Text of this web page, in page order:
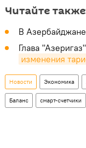
Читайте
В Азербайджане
Глава
изменения
Новости Экономика
Баланс смарт-счетчики